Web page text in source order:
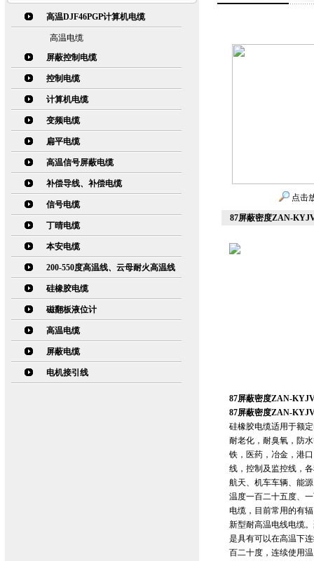
高温DJF46PGP计算机电缆
高温电缆
屏蔽控制电缆
控制电缆
计算机电缆
变频电缆
扁平电缆
高温信号屏蔽电缆
补偿导线、补偿电缆
信号电缆
丁晴电缆
本安电缆
200-550度高温线、云母耐火高温线
硅橡胶电缆
磁翻板液位计
高温电缆
屏蔽电缆
电机接引线
点击
87屏蔽密度ZAN-
87屏蔽密度ZAN-
87屏蔽密度ZAN-
硅橡胶电缆适用于额
耐老化，耐臭氧，防
铁，医药，冶金，港
线，控制及监控线，
航天、机车车辆、能
温度一百二十五度、
电缆，目前常用的有
新型耐高温电线电缆
是具有可以在高温下
百二十度，连续使用